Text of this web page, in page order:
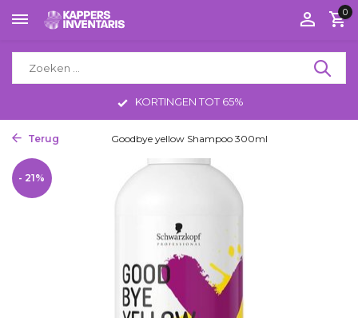
0
KORTINGEN TOT 65%
Terug Goodbye yellow Shampoo 300ml
- 21%